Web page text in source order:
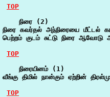
TOP
    நிரை (2)
நிரை கவர்தல் அந்நிரையை மீட்டல்
பெற்றம் குடம் சுட்டு நிரை
TOP
    நிரையினம் (1)
வீங்கு திமில் நான்கும் ஏற்றின்
TOP